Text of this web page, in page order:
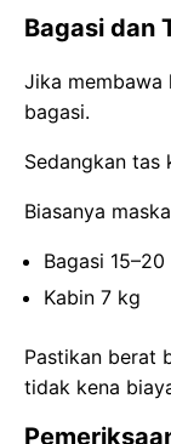
Bagasi dan
Jika membawa
bagasi.
Sedangkan tas
Biasanya
Bagasi 15–20
Kabin 7 kg
Pastikan berat
tidak kena